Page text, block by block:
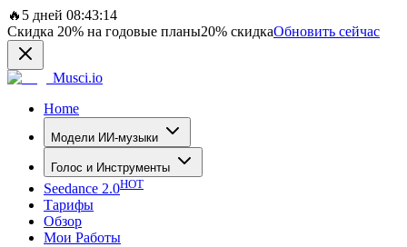
🔥 5 дней 08:43:14
Скидка 20% на годовые планы20% скидкаОбновить сейчас
Musci.io
Home
Модели ИИ-музыки
Голос и Инструменты
Seedance 2.0HOT
Тарифы
Обзор
Мои Работы